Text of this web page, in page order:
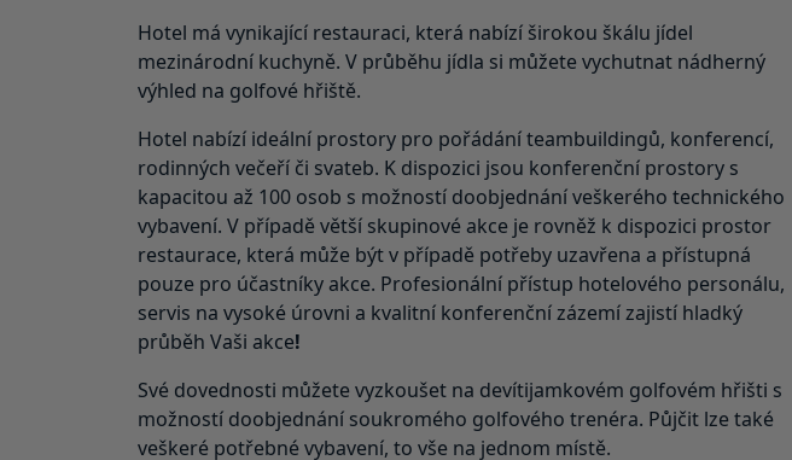
Hotel má vynikající restauraci, která nabízí širokou škálu jídel
mezinárodní kuchyně. V průběhu jídla si můžete vychutnat nádherný
výhled na golfové hřiště.
Hotel nabízí ideální prostory pro pořádání teambuildingů, konferencí,
rodinných večeří či svateb. K dispozici jsou konferenční prostory s
kapacitou až 100 osob s možností doobjednání veškerého technického
vybavení. V případě větší skupinové akce je rovněž k dispozici prostor
restaurace, která může být v případě potřeby uzavřena a přístupná
pouze pro účastníky akce. Profesionální přístup hotelového personálu,
servis na vysoké úrovni a kvalitní konferenční zázemí zajistí hladký
průběh Vaši akce!
Své dovednosti můžete vyzkoušet na devítijamkovém golfovém hřišti s
možností doobjednání soukromého golfového trenéra. Půjčit lze také
veškeré potřebné vybavení, to vše na jednom místě.